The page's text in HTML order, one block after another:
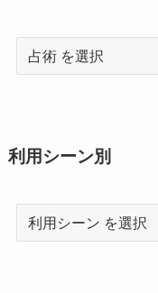
術
利用シーン別
利
用